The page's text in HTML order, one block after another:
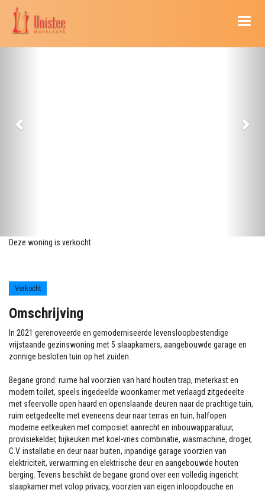
Deze woning is verkocht
Verkocht
Omschrijving
In 2021 gerenoveerde en gemoderniseerde levensloopbestendige
vrijstaande gezinswoning met 5 slaapkamers, aangebouwde garage en
zonnige besloten tuin op het zuiden.
Begane grond: ruime hal voorzien van hard houten trap, meterkast en
modern toilet, speels ingedeelde woonkamer met verlaagd zitgedeelte
met sfeervolle open haard en openslaande deuren naar de prachtige tuin,
ruim eetgedeelte met eveneens deur naar terras en tuin, halfopen
moderne eetkeuken met composiet aanrecht en inbouwapparatuur,
provisiekelder, bijkeuken met koel-vries combinatie, wasmachine, droger,
C.V. installatie en deur naar buiten, inpandige garage voorzien van
elektriciteit, verwarming en elektrische deur en aangebouwde houten
berging. Tevens beschikt de begane grond over een volledig ingericht
slaapkamer met volop privacy, voorzien van eigen inloopdouche en